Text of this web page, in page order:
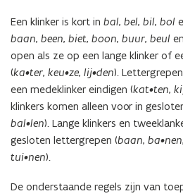
Een klinker is kort in bal, bel, bil, bol
baan, been, biet, boon, buur, beul en
open als ze op een lange klinker of
(ka•ter, keu•ze, lij•den).
een medeklinker eindigen (kat•ten,
klinkers komen alleen voor in
bal•len). Lange klinkers en
gesloten lettergrepen (baan, ba•nen,
tui•nen).
De onderstaande regels zijn van